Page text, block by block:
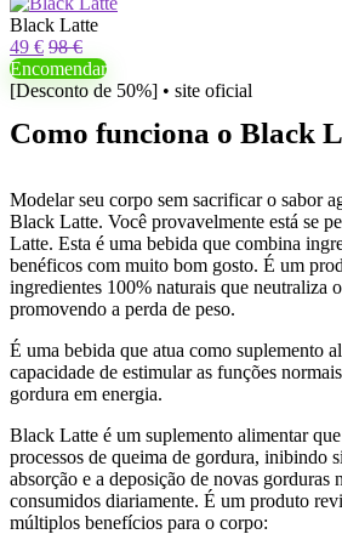
Black Latte
49 € 98 €
Encomendar
[Desconto de 50%] • site oficial
Como funciona o Black
Modelar seu corpo sem sacrificar o sabor
Black Latte. Você provavelmente está se
Latte. Esta é uma bebida que combina
benéficos com muito bom gosto. É um
ingredientes 100% naturais que neutraliza
promovendo a perda de peso.
É uma bebida que atua como suplemento
capacidade de estimular as funções
gordura em energia.
Black Latte é um suplemento alimentar
processos de queima de gordura, inibindo
absorção e a deposição de novas gorduras
consumidos diariamente. É um produto
múltiplos benefícios para o corpo: